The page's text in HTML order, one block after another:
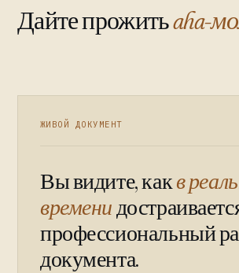
Дайте прожитьaha-
ЖИВОЙ ДОКУМЕНТ
Вы видите, какв
времени
профессиональный
документа.